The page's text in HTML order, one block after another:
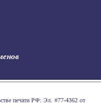
печати РФ: Эл. #77-4362 от